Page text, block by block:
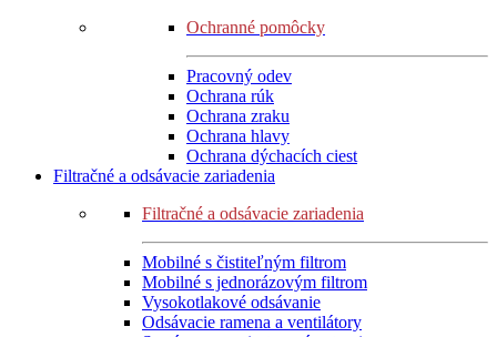
Ochranné pomôcky
Pracovný odev
Ochrana rúk
Ochrana zraku
Ochrana hlavy
Ochrana dýchacích ciest
Filtračné a odsávacie zariadenia
Filtračné a odsávacie zariadenia
Mobilné s čistiteľným filtrom
Mobilné s jednorázovým filtrom
Vysokotlakové odsávanie
Odsávacie ramena a ventilátory